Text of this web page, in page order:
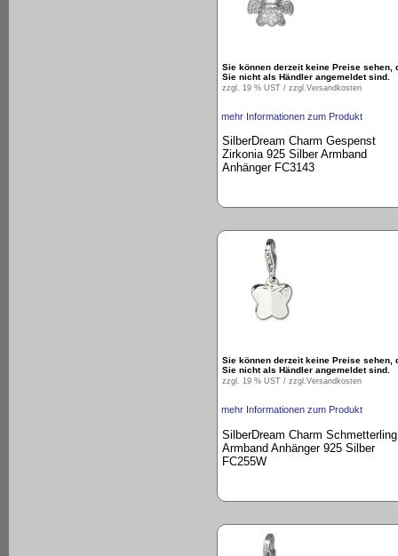
Sie können derzeit keine Preise sehen,
Sie nicht als Händler angemeldet sind.
zzgl. 19 % UST / zzgl.Versandkosten
mehr Informationen zum Produkt
SilberDream Charm Gespenst
Zirkonia 925 Silber Armband
Anhänger FC3143
Sie können derzeit keine Preise sehen,
Sie nicht als Händler angemeldet sind.
zzgl. 19 % UST / zzgl.Versandkosten
mehr Informationen zum Produkt
SilberDream Charm Schmetterling
Armband Anhänger 925 Silber
FC255W